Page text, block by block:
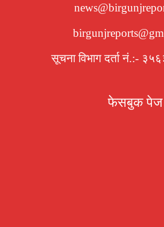
सूचना विभाग दर्ता नं.:-
फेसबुक पेज